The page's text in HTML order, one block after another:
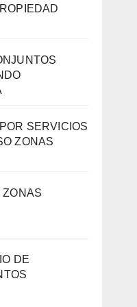
SERVICIOS
ZONAS
ZONAS
DE